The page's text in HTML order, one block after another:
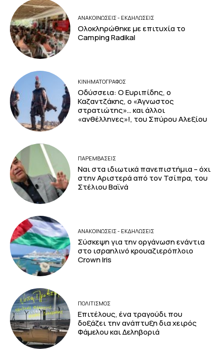
ΑΝΑΚΟΙΝΩΣΕΙΣ - ΕΚΔΗΛΩΣΕΙΣ
Ολοκληρώθηκε με επιτυχία το
Camping Radikal
ΚΙΝΗΜΑΤΟΓΡΆΦΟΣ
Οδύσσεια: Ο Ευριπίδης, ο
Καζαντζάκης, ο «Άγνωστος
στρατιώτης»… και άλλοι
«ανθέλληνες»!, του Σπύρου Αλεξίου
ΠΑΡΕΜΒΑΣΕΙΣ
Ναι στα ιδιωτικά πανεπιστήμια – όχι
στην Αριστερά από τον Τσίπρα, του
Στέλιου Βαϊνά
ΑΝΑΚΟΙΝΩΣΕΙΣ - ΕΚΔΗΛΩΣΕΙΣ
Σύσκεψη για την οργάνωση ενάντια
στο ισραηλινό κρουαζιερόπλοιο
Crown Iris
ΠΟΛΙΤΙΣΜΟΣ
Επιτέλους, ένα τραγούδι που
δοξάζει την ανάπτυξη δια χειρός
Φάμελου και Δεληβοριά